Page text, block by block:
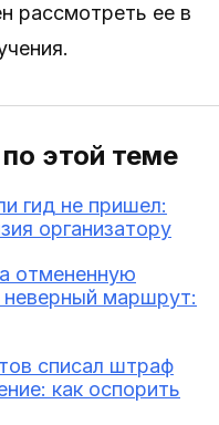
рассмотреть ее в
этой теме
гид не пришел:
организатору
отмененную
маршрут:
списал штраф
как оспорить